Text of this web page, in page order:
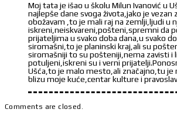
Moj tata je išao u školu Milun Ivanović u
najlepše dane svoga života,jako je vezan
obožavam ,to je mali raj na zemlji,ljudi u
iskreni,neiskvareni,pošteni,spremni da
prijateljima u svako doba dana,u svako
siromašni,to je planinski kraj,ali su
siromašniji to su pošteniji,nema zavisti i
potuljeni,iskreni su i verni
Ušća,to je malo mesto,ali značajno,tu je
blizu moje kuće,centar kulture i
Comments are closed.